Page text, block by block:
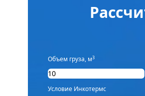
Объем груза, м3
Условие Инкотермс